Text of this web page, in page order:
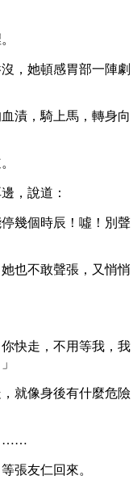
，她頓感胃部一陣劇
漬，騎上馬，轉身向
，說道：
幾個時辰！噓！別聲
也不敢聲張，又悄悄
快走，不用等我，我
就像身後有什麼危險
……
張友仁回來。